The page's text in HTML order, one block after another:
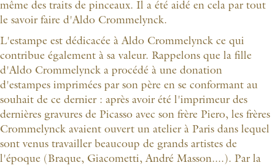
même des traits de pinceaux. Il a été aidé en cela par tout
le savoir faire d'Aldo Crommelynck.
L'estampe est dédicacée à Aldo Crommelynck ce qui
contribue également à sa valeur. Rappelons que la fille
d'Aldo Crommelynck a procédé à une donation
d'estampes imprimées par son père en se conformant au
souhait de ce dernier : après avoir été l'imprimeur des
dernières gravures de Picasso avec son frère Piero, les frères
Crommelynck avaient ouvert un atelier à Paris dans lequel
sont venus travailler beaucoup de grands artistes de
l'époque (Braque, Giacometti, André Masson....). Par la